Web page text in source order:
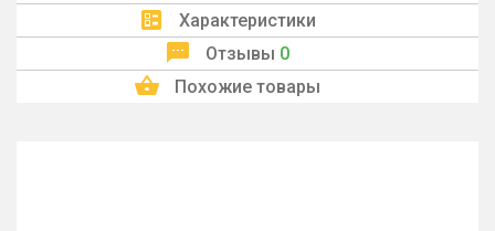
Характеристики
Отзывы 0
Похожие товары